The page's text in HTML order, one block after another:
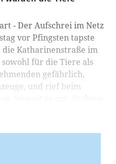
- Der Aufschrei im Netz
vor Pfingsten tapste
die Katharinenstraße im
für die Tiere als
gefährlich,
und rief beim